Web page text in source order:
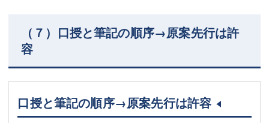
（７）口授と筆記の順序→原案先行は許
容
口授と筆記の順序→原案先行は許容